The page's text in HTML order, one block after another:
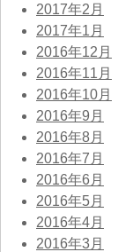
2017年2月
2017年1月
2016年12月
2016年11月
2016年10月
2016年9月
2016年8月
2016年7月
2016年6月
2016年5月
2016年4月
2016年3月